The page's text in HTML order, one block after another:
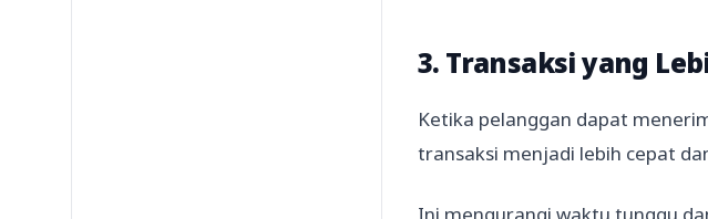
3. Transaksi yang
Ketika pelanggan dapat
transaksi menjadi lebih cepat